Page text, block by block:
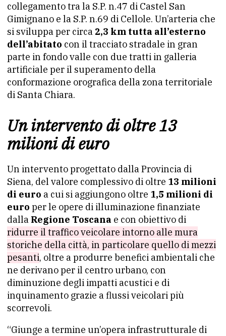
collegamento tra la S.P. n.47 di Castel San
Gimignano e la S.P. n.69 di Cellole. Un’arteria che
si sviluppa per circa 2,3 km tutta all’esterno
dell’abitato con il tracciato stradale in gran
parte in fondo valle con due tratti in galleria
artificiale per il superamento della
conformazione orografica della zona territoriale
di Santa Chiara.
Un intervento di oltre 13
milioni di euro
Un intervento progettato dalla Provincia di
Siena, del valore complessivo di oltre 13 milioni
di euro a cui si aggiungono oltre 1,5 milioni di
euro per le opere di illuminazione finanziate
dalla Regione Toscana e con obiettivo di
ridurre il traffico veicolare intorno alle mura
storiche della città, in particolare quello di mezzi
pesanti, oltre a produrre benefici ambientali che
ne derivano per il centro urbano, con
diminuzione degli impatti acustici e di
inquinamento grazie a flussi veicolari più
scorrevoli.
“Giunge a termine un’opera infrastrutturale di